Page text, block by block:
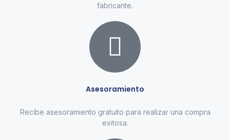
fabricante.
Asesoramiento
Recibe asesoramiento gratuito para realizar una compra
exitosa.